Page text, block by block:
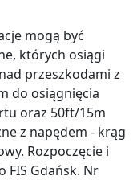
mogą być
których osiągi
przeszkodami z
do osiągnięcia
oraz 50ft/15m
z napędem - krąg
Rozpoczęcie i
FIS Gdańsk. Nr